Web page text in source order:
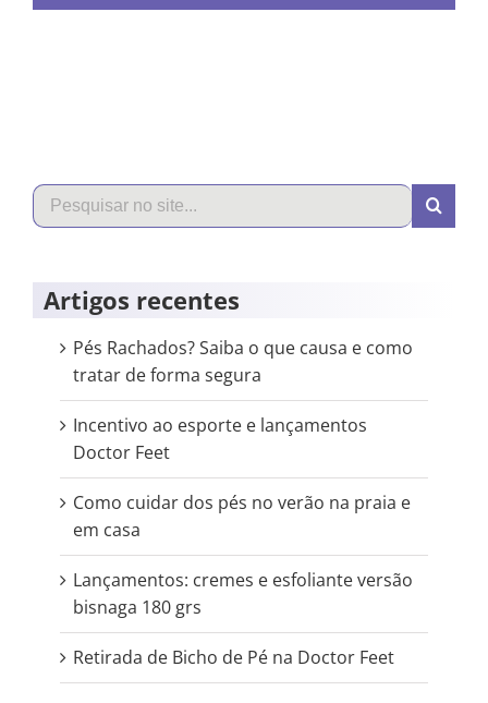
Search
for:
Artigos recentes
Pés Rachados? Saiba o que causa e como
tratar de forma segura
Incentivo ao esporte e lançamentos
Doctor Feet
Como cuidar dos pés no verão na praia e
em casa
Lançamentos: cremes e esfoliante versão
bisnaga 180 grs
Retirada de Bicho de Pé na Doctor Feet